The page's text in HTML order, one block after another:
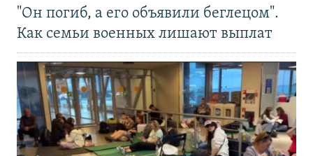
"Он погиб, а его объявили беглецом".
Как семьи военных лишают выплат